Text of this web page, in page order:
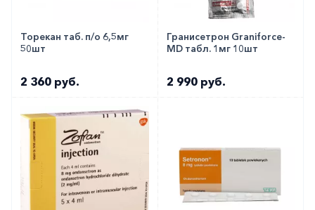
Торекан таб. п/о 6,5мг
50шт
2 360 руб.
Гранисетрон Graniforce-
MD табл. 1мг 10шт
2 990 руб.